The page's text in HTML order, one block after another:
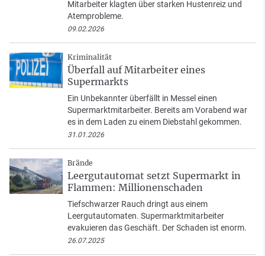
Mitarbeiter klagten über starken Hustenreiz und
Atemprobleme.
09.02.2026
Kriminalität
Überfall auf Mitarbeiter eines
Supermarkts
Ein Unbekannter überfällt in Messel einen
Supermarktmitarbeiter. Bereits am Vorabend war
es in dem Laden zu einem Diebstahl gekommen.
31.01.2026
Brände
Leergutautomat setzt Supermarkt in
Flammen: Millionenschaden
Tiefschwarzer Rauch dringt aus einem
Leergutautomaten. Supermarktmitarbeiter
evakuieren das Geschäft. Der Schaden ist enorm.
26.07.2025